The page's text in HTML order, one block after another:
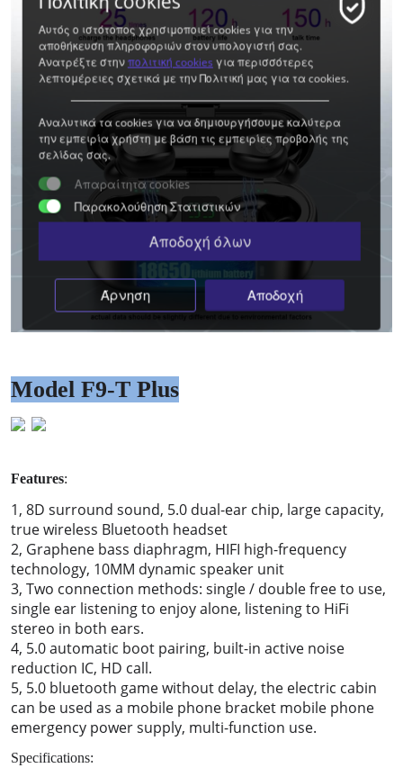
Model F9-T Plus
Features:
1, 8D surround sound, 5.0 dual-ear chip, large capacity,
true wireless Bluetooth headset
2, Graphene bass diaphragm, HIFI high-frequency
technology, 10MM dynamic speaker unit
3, Two connection methods: single / double free to use,
single ear listening to enjoy alone, listening to HiFi
stereo in both ears.
4, 5.0 automatic boot pairing, built-in active noise
reduction IC, HD call.
5, 5.0 bluetooth game without delay, the electric cabin
can be used as a mobile phone bracket mobile phone
emergency power supply, multi-function use.
Specifications:
Αυτός ο ιστότοπος χρησιμοποιεί cookies για την
αποθήκευση πληροφοριών στον υπολογιστή σας.
Ανατρέξτε στηνπολιτική cookies για περισσότερες
λεπτομέρειες σχετικά με την Πολιτική μας για τα cookies.
Αναλυτικά τα cookies για να δημιουργήσουμε καλύτερα
την εμπειρία χρήστη με βάση τις εμπειρίες προβολής της
σελίδας σας.
Απαραίτητα cookies
Παρακολούθηση Στατιστικών
Αποδοχή όλων
Άρνηση Αποδοχή